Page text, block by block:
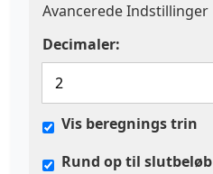
Avancerede Indstillinger
Decimaler:
Vis beregnings trin
Rund op til slutbeløb